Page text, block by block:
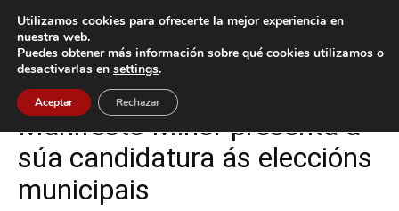
Inicio Gondomar
Gondomar Política
Manifesto Miñor presenta a
súa candidatura ás eleccións
municipais
Utilizamos cookies para ofrecerte la mejor experiencia en
nuestra web.
Puedes obtener más información sobre qué cookies utilizamos o
desactivarlas en settings.
Aceptar Rechazar